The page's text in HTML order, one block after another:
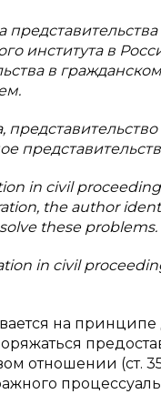
института в
в
in civil
the author
these problems.
in civil
на принципе
отношении (ст.